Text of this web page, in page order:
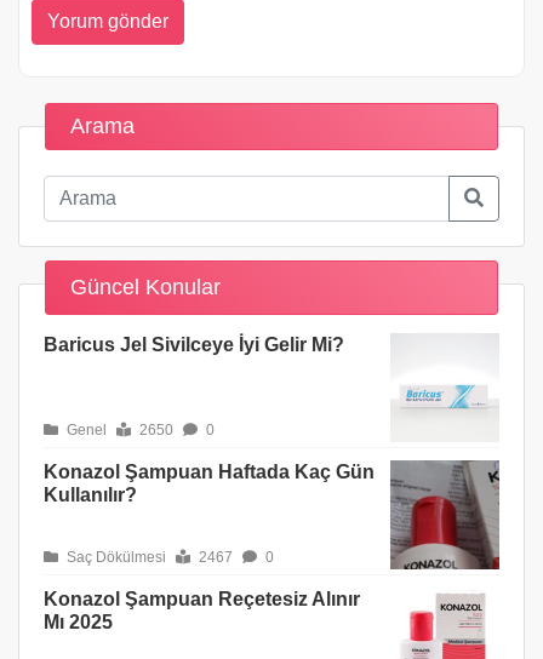
Arama
Güncel Konular
Baricus Jel Sivilceye İyi Gelir Mi?
Genel 2650 0
Konazol Şampuan Haftada Kaç Gün
Kullanılır?
Saç Dökülmesi 2467 0
Konazol Şampuan Reçetesiz Alınır
Mı 2025